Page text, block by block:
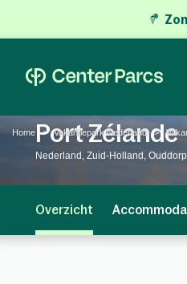
Home Vakantiepark Nederland
Port Zélande
Nederland, Zuid-Holland, Ouddorp
Overzicht